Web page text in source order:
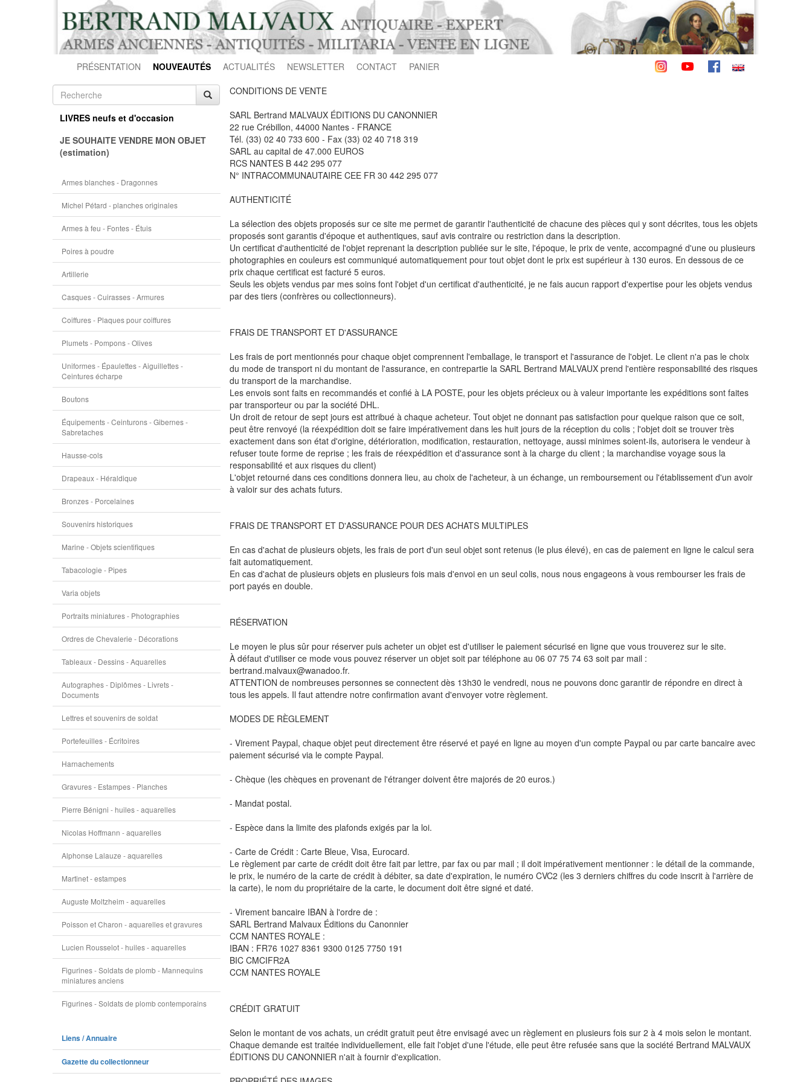
PRÉSENTATION NOUVEAUTÉS ACTUALITÉS NEWSLETTER CONTACT PANIER
LIVRES neufs et d'occasion
JE SOUHAITE VENDRE MON OBJET
(estimation)
Armes blanches - Dragonnes
Michel Pétard - planches originales
Armes à feu - Fontes - Étuis
Poires à poudre
Artillerie
Casques - Cuirasses - Armures
Coiffures - Plaques pour coiffures
Plumets - Pompons - Olives
Uniformes - Épaulettes - Aiguillettes -
Ceintures écharpe
Boutons
Équipements - Ceinturons - Gibernes -
Sabretaches
Hausse-cols
Drapeaux - Héraldique
Bronzes - Porcelaines
Souvenirs historiques
Marine - Objets scientifiques
Tabacologie - Pipes
Varia objets
Portraits miniatures - Photographies
Ordres de Chevalerie - Décorations
Tableaux - Dessins - Aquarelles
Autographes - Diplômes - Livrets -
Documents
Lettres et souvenirs de soldat
Portefeuilles - Écritoires
Harnachements
Gravures - Estampes - Planches
Pierre Bénigni - huiles - aquarelles
Nicolas Hoffmann - aquarelles
Alphonse Lalauze - aquarelles
Martinet - estampes
Auguste Moltzheim - aquarelles
Poisson et Charon - aquarelles et gravures
Lucien Rousselot - huiles - aquarelles
Figurines - Soldats de plomb - Mannequins
miniatures anciens
Figurines - Soldats de plomb contemporains
Liens / Annuaire
Gazette du collectionneur
CONDITIONS DE VENTE
SARL Bertrand MALVAUX ÉDITIONS DU CANONNIER
22 rue Crébillon, 44000 Nantes - FRANCE
Tél. (33) 02 40 733 600 - Fax (33) 02 40 718 319
SARL au capital de 47.000 EUROS
RCS NANTES B 442 295 077
N° INTRACOMMUNAUTAIRE CEE FR 30 442 295 077
AUTHENTICITÉ
La sélection des objets proposés sur ce site me permet de garantir l'authenticité de chacune des pièces qui y sont décrites, tous les objets
proposés sont garantis d'époque et authentiques, sauf avis contraire ou restriction dans la description.
Un certificat d'authenticité de l'objet reprenant la description publiée sur le site, l'époque, le prix de vente, accompagné d'une ou plusieurs
photographies en couleurs est communiqué automatiquement pour tout objet dont le prix est supérieur à 130 euros. En dessous de ce
prix chaque certificat est facturé 5 euros.
Seuls les objets vendus par mes soins font l'objet d'un certificat d'authenticité, je ne fais aucun rapport d'expertise pour les objets vendus
par des tiers (confrères ou collectionneurs).
FRAIS DE TRANSPORT ET D'ASSURANCE
Les frais de port mentionnés pour chaque objet comprennent l'emballage, le transport et l'assurance de l'objet. Le client n'a pas le choix
du mode de transport ni du montant de l'assurance, en contrepartie la SARL Bertrand MALVAUX prend l'entière responsabilité des risques
du transport de la marchandise.
Les envois sont faits en recommandés et confié à LA POSTE, pour les objets précieux ou à valeur importante les expéditions sont faites
par transporteur ou par la société DHL.
Un droit de retour de sept jours est attribué à chaque acheteur. Tout objet ne donnant pas satisfaction pour quelque raison que ce soit,
peut être renvoyé (la réexpédition doit se faire impérativement dans les huit jours de la réception du colis ; l'objet doit se trouver très
exactement dans son état d'origine, détérioration, modification, restauration, nettoyage, aussi minimes soient-ils, autorisera le vendeur à
refuser toute forme de reprise ; les frais de réexpédition et d'assurance sont à la charge du client ; la marchandise voyage sous la
responsabilité et aux risques du client)
L'objet retourné dans ces conditions donnera lieu, au choix de l'acheteur, à un échange, un remboursement ou l'établissement d'un avoir
à valoir sur des achats futurs.
FRAIS DE TRANSPORT ET D'ASSURANCE POUR DES ACHATS MULTIPLES
En cas d'achat de plusieurs objets, les frais de port d'un seul objet sont retenus (le plus élevé), en cas de paiement en ligne le calcul sera
fait automatiquement.
En cas d'achat de plusieurs objets en plusieurs fois mais d'envoi en un seul colis, nous nous engageons à vous rembourser les frais de
port payés en double.
RÉSERVATION
Le moyen le plus sûr pour réserver puis acheter un objet est d'utiliser le paiement sécurisé en ligne que vous trouverez sur le site.
À défaut d'utiliser ce mode vous pouvez réserver un objet soit par téléphone au 06 07 75 74 63 soit par mail :
bertrand.malvaux@wanadoo.fr.
ATTENTION de nombreuses personnes se connectent dès 13h30 le vendredi, nous ne pouvons donc garantir de répondre en direct à
tous les appels. Il faut attendre notre confirmation avant d'envoyer votre règlement.
MODES DE RÈGLEMENT
- Virement Paypal, chaque objet peut directement être réservé et payé en ligne au moyen d'un compte Paypal ou par carte bancaire avec
paiement sécurisé via le compte Paypal.
- Chèque (les chèques en provenant de l'étranger doivent être majorés de 20 euros.)
- Mandat postal.
- Espèce dans la limite des plafonds exigés par la loi.
- Carte de Crédit : Carte Bleue, Visa, Eurocard.
Le règlement par carte de crédit doit être fait par lettre, par fax ou par mail ; il doit impérativement mentionner : le détail de la commande,
le prix, le numéro de la carte de crédit à débiter, sa date d'expiration, le numéro CVC2 (les 3 derniers chiffres du code inscrit à l'arrière de
la carte), le nom du propriétaire de la carte, le document doit être signé et daté.
- Virement bancaire IBAN à l'ordre de :
SARL Bertrand Malvaux Éditions du Canonnier
CCM NANTES ROYALE :
IBAN : FR76 1027 8361 9300 0125 7750 191
BIC CMCIFR2A
CCM NANTES ROYALE
CRÉDIT GRATUIT
Selon le montant de vos achats, un crédit gratuit peut être envisagé avec un règlement en plusieurs fois sur 2 à 4 mois selon le montant.
Chaque demande est traitée individuellement, elle fait l'objet d'une l'étude, elle peut être refusée sans que la société Bertrand MALVAUX
ÉDITIONS DU CANONNIER n'ait à fournir d'explication.